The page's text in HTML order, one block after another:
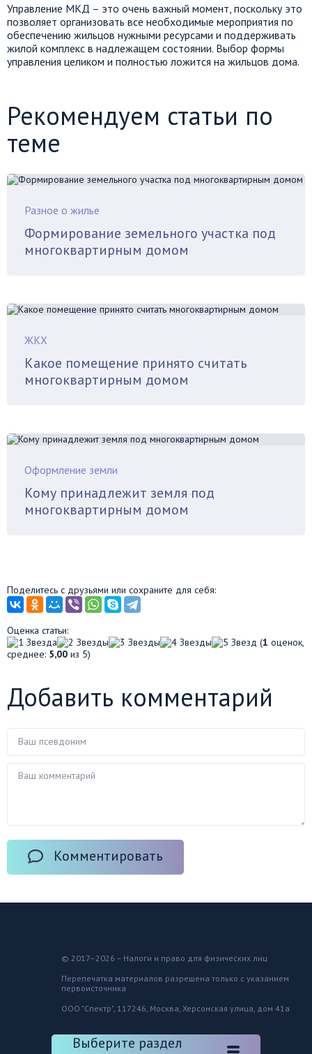
Управление МКД – это очень важный момент, поскольку это
позволяет организовать все необходимые мероприятия по
обеспечению жильцов нужными ресурсами и поддерживать
жилой комплекс в надлежащем состоянии. Выбор формы
управления целиком и полностью ложится на жильцов дома.
Рекомендуем статьи по
теме
Разное о жилье
Формирование земельного участка под
многоквартирным домом
ЖКХ
Какое помещение принято считать
многоквартирным домом
Оформление земли
Кому принадлежит земля под
многоквартирным домом
Поделитесь с друзьями или сохраните для себя:
Оценка статьи:
(1 оценок,
среднее: 5,00 из 5)
Добавить комментарий
Комментировать
© 2017–2026 – Налоги и право для физических лиц
Перепечатка материалов разрешена только с указанием
первоисточника
ООО "Спектр", 117246, Москва, Херсонская улица, дом 41а
Выберите раздел